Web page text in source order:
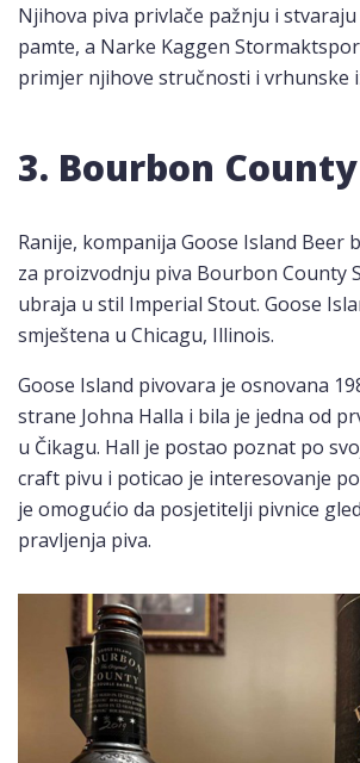
Njihova piva privlače pažnju i
pamte, a Narke Kaggen
primjer njihove stručnosti i vrhunske
3. Bourbon
Ranije, kompanija Goose Island Beer
za proizvodnju piva Bourbon County
ubraja u stil Imperial Stout. Goose
smještena u Chicagu, Illinois.
Goose Island pivovara je osnovana
strane Johna Halla i bila je jedna od
u Čikagu. Hall je postao poznat po
craft pivu i poticao je interesovanje
je omogućio da posjetitelji pivnice
pravljenja piva.